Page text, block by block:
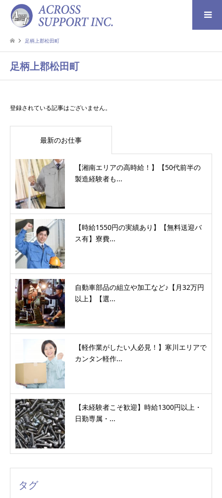
検索
足柄上郡松田町
足柄上郡松田町
登録されている記事はございません。
最新のお仕事
【湘南エリアの高時給！】【50代前半の
製造経験者も...
【時給1550円の実績あり】【無料送迎バ
ス有】寮費...
自動車部品の組立や加工など♪【月32万円
以上】【選...
【軽作業がしたい人必見！】寒川エリアで
カンタン軽作...
【未経験者こそ歓迎】時給1300円以上・
日勤専属・...
タグ